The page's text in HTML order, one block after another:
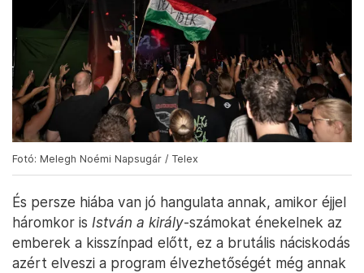
Fotó: Melegh Noémi Napsugár / Telex
És persze hiába van jó hangulata annak, amikor éjjel
háromkor is István a király-számokat énekelnek az
emberek a kisszínpad előtt, ez a brutális náciskodás
azért elveszi a program élvezhetőségét még annak